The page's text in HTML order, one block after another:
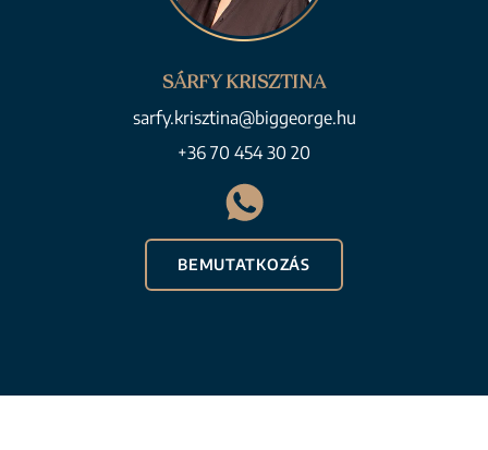
SÁRFY KRISZTINA
sarfy.krisztina@biggeorge.hu
+36 70 454 30 20
BEMUTATKOZÁS